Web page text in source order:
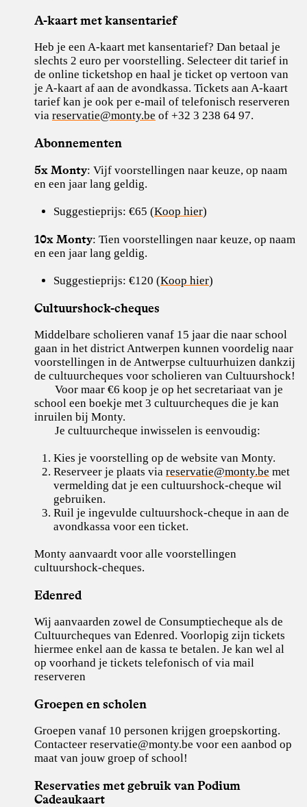
A-kaart met kansentarief
Heb je een A-kaart met kansentarief? Dan betaal je
slechts 2 euro per voorstelling. Selecteer dit tarief in
de online ticketshop en haal je ticket op vertoon van
je A-kaart af aan de avondkassa. Tickets aan A-kaart
tarief kan je ook per e-mail of telefonisch reserveren
via reservatie@monty.be of +32 3 238 64 97.
Abonnementen
5x Monty: Vijf voorstellingen naar keuze, op naam
en een jaar lang geldig.
Suggestieprijs: €65 (Koop hier)
10x Monty: Tien voorstellingen naar keuze, op naam
en een jaar lang geldig.
Suggestieprijs: €120 (Koop hier)
Cultuurshock-cheques
Middelbare scholieren vanaf 15 jaar die naar school
gaan in het district Antwerpen kunnen voordelig naar
voorstellingen in de Antwerpse cultuurhuizen dankzij
de cultuurcheques voor scholieren van Cultuurshock!
Voor maar €6 koop je op het secretariaat van je
school een boekje met 3 cultuurcheques die je kan
inruilen bij Monty.
Je cultuurcheque inwisselen is eenvoudig:
Kies je voorstelling op de website van Monty.
Reserveer je plaats via reservatie@monty.be met
vermelding dat je een cultuurshock-cheque wil
gebruiken.
Ruil je ingevulde cultuurshock-cheque in aan de
avondkassa voor een ticket.
Monty aanvaardt voor alle voorstellingen
cultuurshock-cheques.
Edenred
Wij aanvaarden zowel de Consumptiecheque als de
Cultuurcheques van Edenred. Voorlopig zijn tickets
hiermee enkel aan de kassa te betalen. Je kan wel al
op voorhand je tickets telefonisch of via mail
reserveren
Groepen en scholen
Groepen vanaf 10 personen krijgen groepskorting.
Contacteer reservatie@monty.be voor een aanbod op
maat van jouw groep of school!
Reservaties met gebruik van Podium
Cadeaukaart